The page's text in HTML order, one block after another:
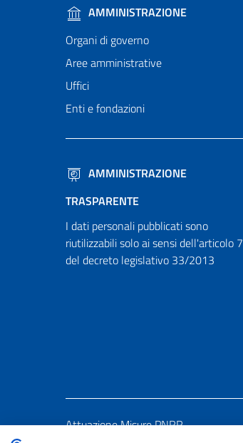
AMMINISTRAZIONE
Organi di governo
Aree amministrative
Uffici
Enti e fondazioni
AMMINISTRAZIONE
TRASPARENTE
I dati personali pubblicati sono
riutilizzabili solo ai sensi dell'articolo 7
del decreto legislativo 33/2013
Attuazione Misure PNRR